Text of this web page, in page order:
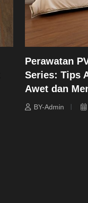
Perawatan
Series: Tips
Awet dan
BY-Admin